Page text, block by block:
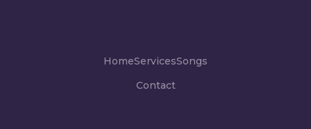
HomeServicesSongs
Contact